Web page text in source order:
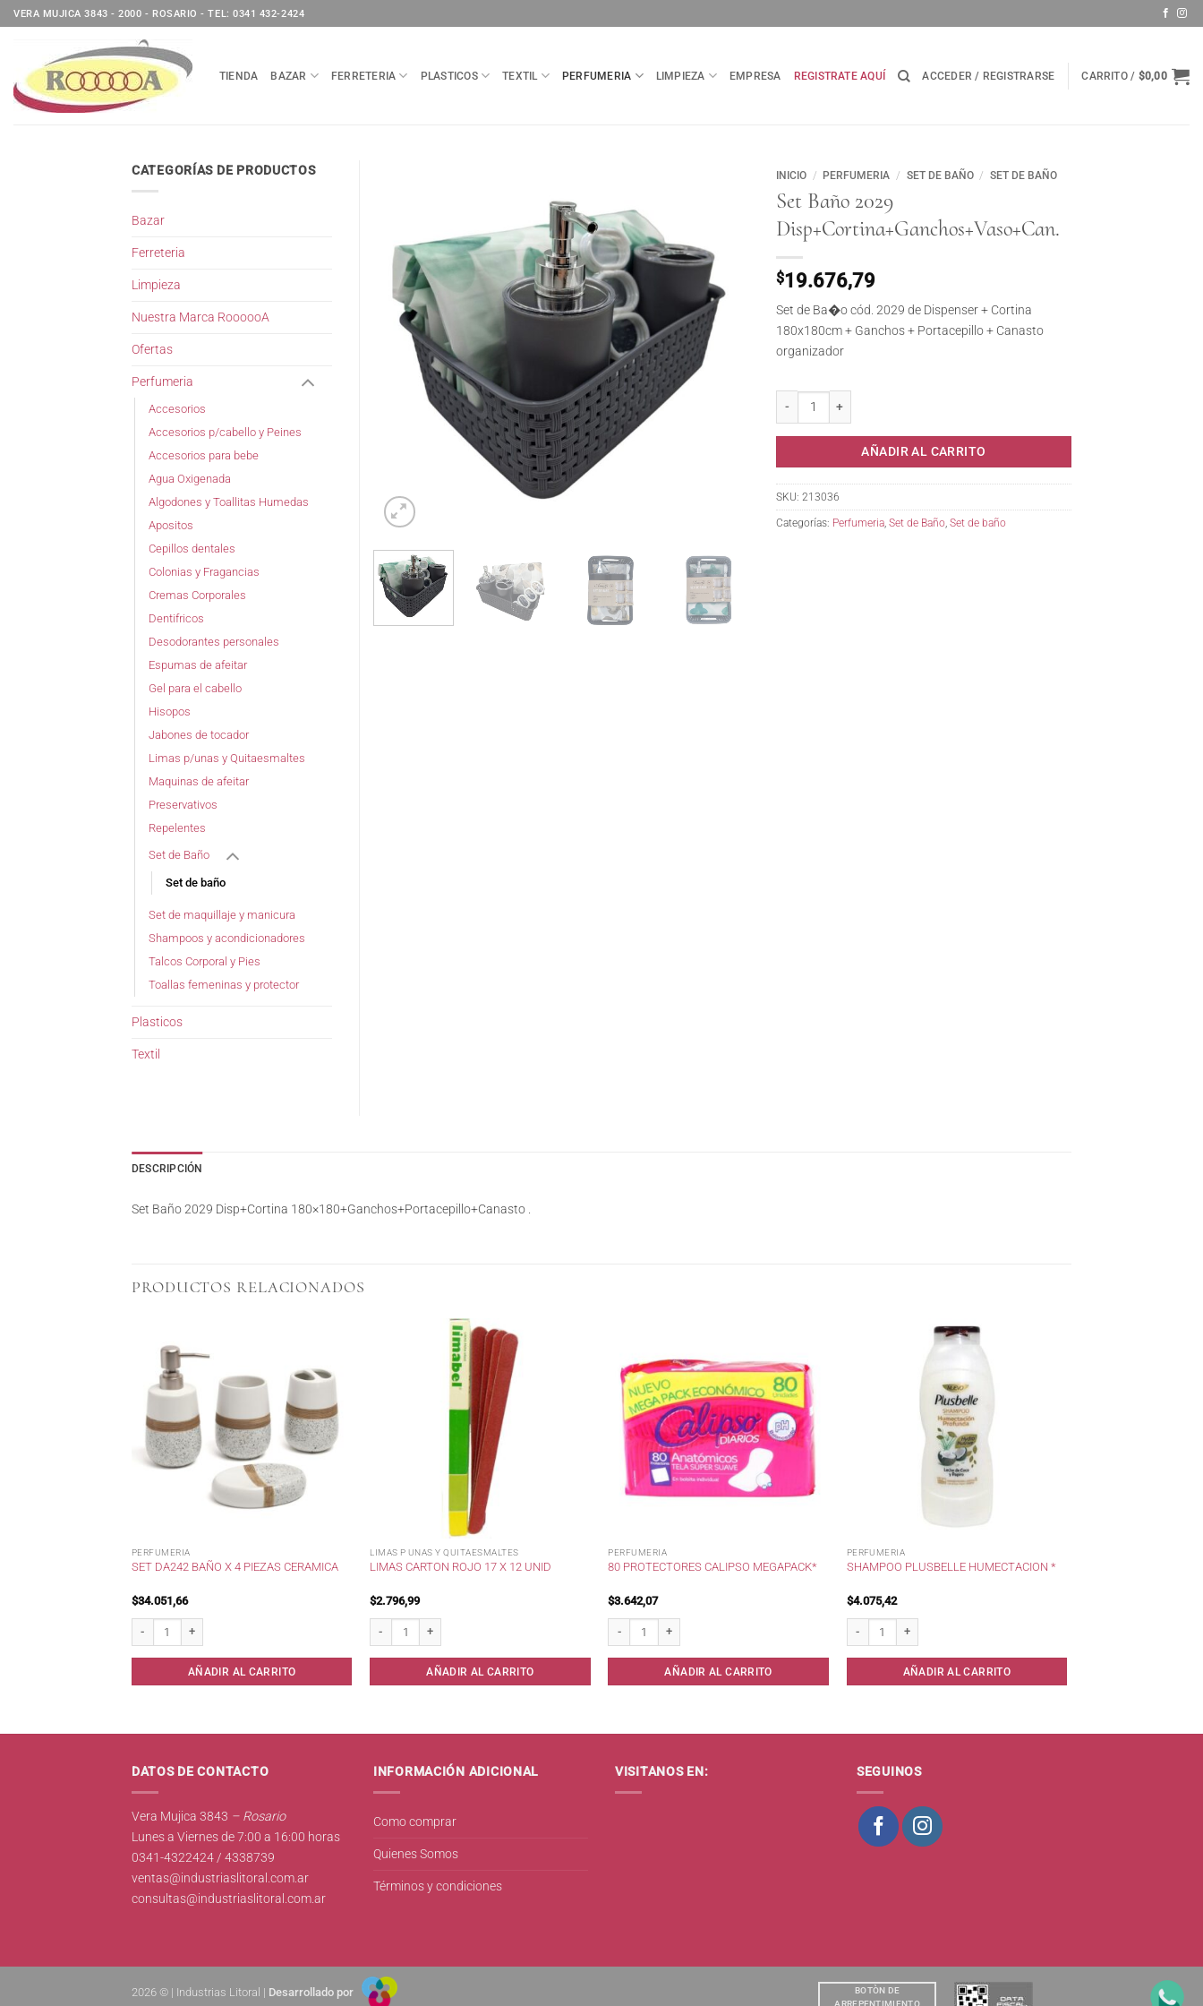
Saltar
al
VERA MUJICA 3843 - 2000 - ROSARIO - TEL: 0341 432-2424
TIENDA BAZAR FERRETERIA PLASTICOS TEXTIL PERFUMERIA LIMPIEZA EMPRESA REGISTRATE AQUÍ ACCEDER / REGISTRARSE CARRITO / $0,00
INICIO / PERFUMERIA / SET DE BAÑO / SET DE BAÑO
Set Baño 2029
Disp+Cortina+Ganchos+Vaso+Can.
$19.676,79
Set de Ba�o cód. 2029 de Dispenser + Cortina
180x180cm + Ganchos + Portacepillo + Canasto
organizador
AÑADIR AL CARRITO
SKU: 213036
Categorías: Perfumeria, Set de Baño, Set de baño
CATEGORÍAS DE PRODUCTOS
Bazar
Ferreteria
Limpieza
Nuestra Marca RoooooA
Ofertas
Perfumeria
Accesorios
Accesorios p/cabello y Peines
Accesorios para bebe
Agua Oxigenada
Algodones y Toallitas Humedas
Apositos
Cepillos dentales
Colonias y Fragancias
Cremas Corporales
Dentifricos
Desodorantes personales
Espumas de afeitar
Gel para el cabello
Hisopos
Jabones de tocador
Limas p/unas y Quitaesmaltes
Maquinas de afeitar
Preservativos
Repelentes
Set de Baño
Set de baño
Set de maquillaje y manicura
Shampoos y acondicionadores
Talcos Corporal y Pies
Toallas femeninas y protector
Plasticos
Textil
DESCRIPCIÓN
Set Baño 2029 Disp+Cortina 180×180+Ganchos+Portacepillo+Canasto .
PRODUCTOS RELACIONADOS
PERFUMERIA
SET DA242 BAÑO X 4 PIEZAS CERAMICA
$34.051,66
AÑADIR AL CARRITO
LIMAS P UNAS Y QUITAESMALTES
LIMAS CARTON ROJO 17 X 12 UNID
$2.796,99
AÑADIR AL CARRITO
PERFUMERIA
80 PROTECTORES CALIPSO MEGAPACK*
$3.642,07
AÑADIR AL CARRITO
PERFUMERIA
SHAMPOO PLUSBELLE HUMECTACION *
$4.075,42
AÑADIR AL CARRITO
DATOS DE CONTACTO
Vera Mujica 3843 – Rosario
Lunes a Viernes de 7:00 a 16:00 horas
0341-4322424 / 4338739
ventas@industriaslitoral.com.ar
consultas@industriaslitoral.com.ar
INFORMACIÓN ADICIONAL
Como comprar
Quienes Somos
Términos y condiciones
VISITANOS EN: SEGUINOS
BOTÒN DE
ARREPENTIMIENTO
2026 © | Industrias Litoral | Desarrollado por